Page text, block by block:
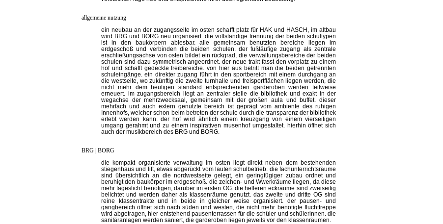
allgemeine nutzung
ein neubau an der zugangsseite im osten schafft platz für HAK und HASCH, im altbau
wird BRG und BORG neu organisiert. die vollständige trennung der beiden schultypen
ist in den baukörpern ablesbar. alle gemeinsam benutzten bereiche liegen im
erdgeschoß und verbinden die beiden schulen. der fußläufige zugang als zentrale
erschließungsachse von osten bildet ein rückgrad, die verwaltungsbereiche der beiden
schulen sind dazu symmetrisch angeordnet. der neue trakt fasst den vorplatz zu einem
hof und schafft gedeckte freibereiche. von hier aus betritt man die beiden getrennten
schuleingänge. ein direkter zugang führt in den sportbereich mit einem durchgang an
die westseite, wo zukünftig die zweite turnhalle und freisportflächen liegen werden, die
nicht mehr dem heutigen standard entsprechenden garderoben werden teilweise
erneuert. im zugangsbereich liegt an zentraler stelle die bibliothek und exakt in der
wegachse der mehrzwecksaal, gemeinsam mit der großen aula und buffet. dieser
mehrfach und auch extern genutzte bereich ist geprägt vom ambiente des ruhigen
Innenhofs, welcher schon beim betreten der schule durch die transparenz der bibliothek
erlebt werden kann. der hof wird ähnlich einem kreuzgang von einem vierseitigen
umgang gerahmt und zu einem inspirativen musenhof umgestaltet. hierhin öffnet sich
auch der musikbereich des BRG und BORG.
BRG | BORG
die kompakt organisierte verwaltung im osten liegt direkt neben dem bestehenden
stiegenhaus und lift, etwas abgerückt vom lauten schulbetrieb. die fachunterrichtsräume
sind übersichtlich an die nordwestseite gelegt, ein geringfügiger zubau ordnet und
beruhigt den baukörper im erdgeschoß. die zeichen- und Wwerkräume liegen, da diese
mehr tageslicht benötigen, darüber im ersten OG. die helleren eckräume sind zweiseitig
belichtet und werden daher als klassenräume genutzt. das zweite und dritte OG sind
reine klassentrakte und in beide in gleicher weise organisiert. der pausen- und
gangbereich öffnet sich nach süden und westen, die nicht mehr benötigte fluchttreppe
wird abgetragen, hier entstehend pausenterrassen für die schüler und schülerinnen. die
sanitäranlagen werden saniert, die garderoben liegen jeweils vor den klassenräumen.